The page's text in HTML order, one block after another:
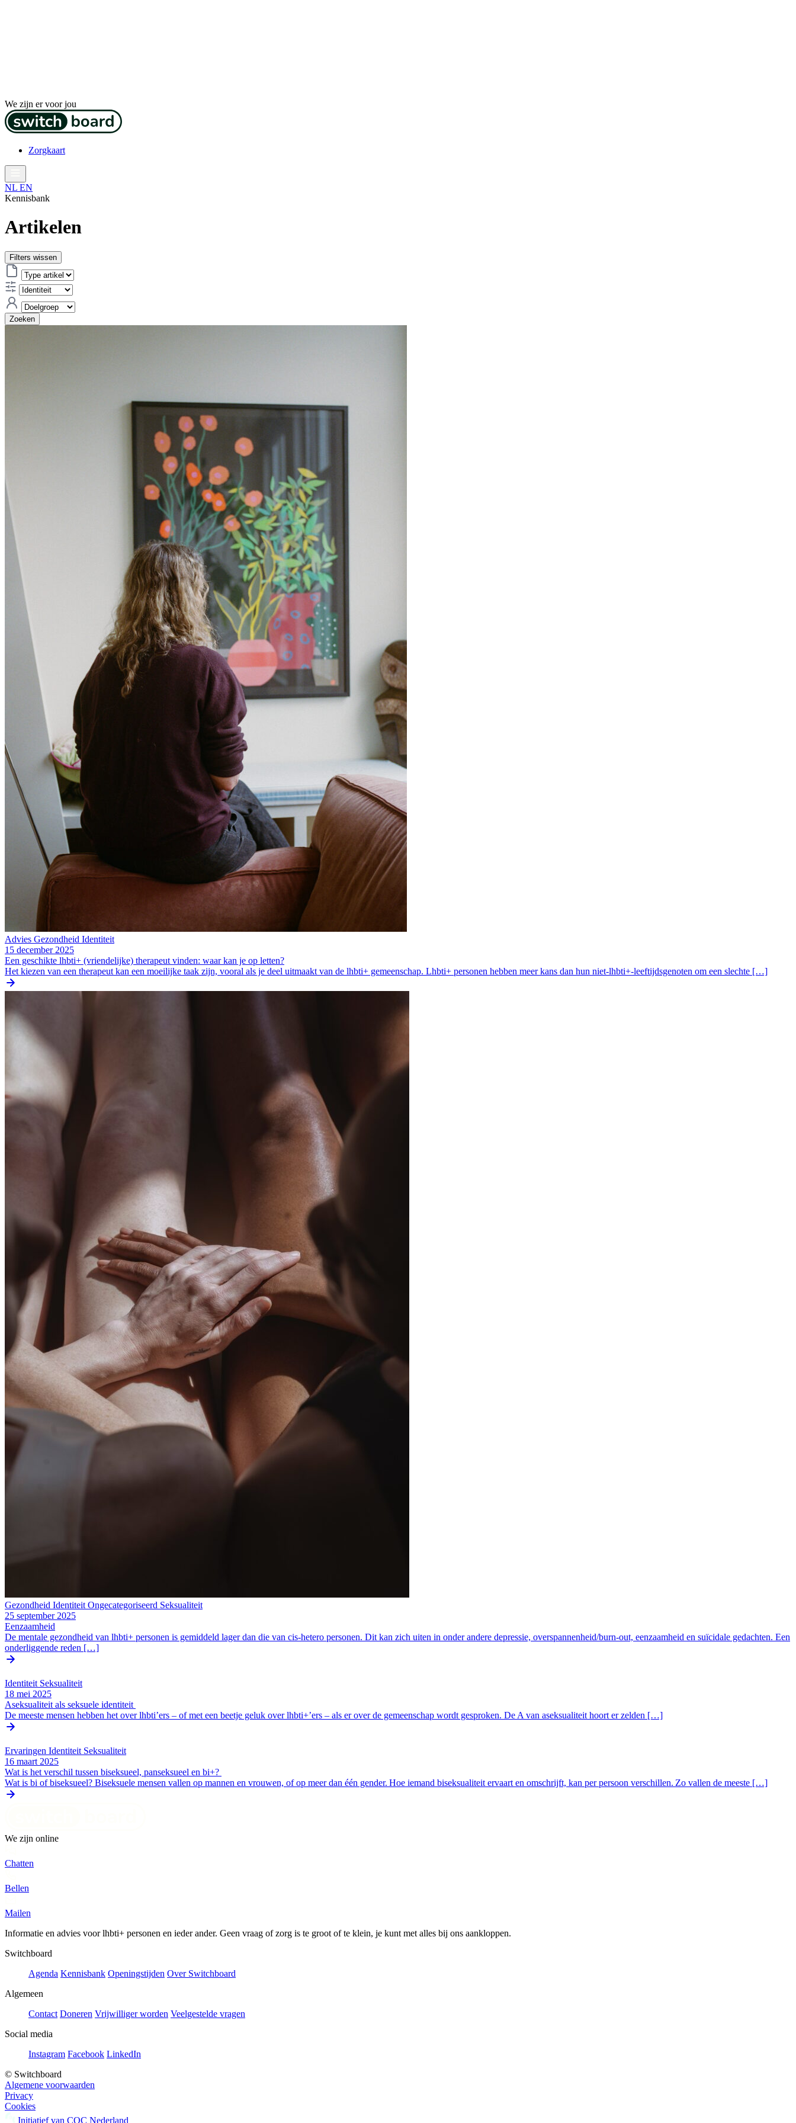
We zijn er voor jou
Zorgkaart
NL EN
Kennisbank
Artikelen
Filters wissen
Zoeken
Advies Gezondheid Identiteit
15 december 2025
Een geschikte lhbti+ (vriendelijke) therapeut vinden: waar kan je op letten?
Het kiezen van een therapeut kan een moeilijke taak zijn, vooral als je deel uitmaakt van de lhbti+ gemeenschap. Lhbti+ personen hebben meer kans dan hun niet-lhbti+-leeftijdsgenoten om een slechte […]
Gezondheid Identiteit Ongecategoriseerd Seksualiteit
25 september 2025
Eenzaamheid
De mentale gezondheid van lhbti+ personen is gemiddeld lager dan die van cis-hetero personen. Dit kan zich uiten in onder andere depressie, overspannenheid/burn-out, eenzaamheid en suïcidale gedachten. Een
onderliggende reden […]
Identiteit Seksualiteit
18 mei 2025
Aseksualiteit als seksuele identiteit
De meeste mensen hebben het over lhbti’ers – of met een beetje geluk over lhbti+’ers – als er over de gemeenschap wordt gesproken. De A van aseksualiteit hoort er zelden […]
Ervaringen Identiteit Seksualiteit
16 maart 2025
Wat is het verschil tussen biseksueel, panseksueel en bi+?
Wat is bi of biseksueel? Biseksuele mensen vallen op mannen en vrouwen, of op meer dan één gender. Hoe iemand biseksualiteit ervaart en omschrijft, kan per persoon verschillen. Zo vallen de meeste […]
We zijn online
Chatten
Bellen
Mailen
Informatie en advies voor lhbti+ personen en ieder ander. Geen vraag of zorg is te groot of te klein, je kunt met alles bij ons aankloppen.
Switchboard
Agenda Kennisbank Openingstijden Over Switchboard
Algemeen
Contact Doneren Vrijwilliger worden Veelgestelde vragen
Social media
Instagram Facebook LinkedIn
© Switchboard
Algemene voorwaarden
Privacy
Cookies
Initiatief van COC Nederland